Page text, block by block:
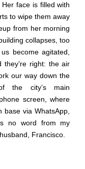
face is filled with
to wipe them away
from her morning
collapses, too
become agitated,
they’re right: the air
our way down the
the city’s main
screen, where
base via WhatsApp,
no word from my
Francisco.